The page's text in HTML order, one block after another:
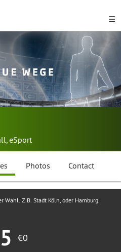
,eSport
Photos Contact
Wahl. Z.B. Stadt Köln, oder Hamburg.
€0